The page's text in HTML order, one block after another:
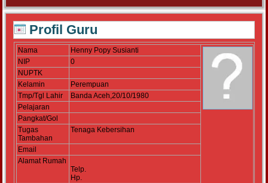
Profil Guru
Nama
Henny Popy Susianti
NIP
0
NUPTK
Kelamin
Perempuan
Tmp/Tgl Lahir
Banda Aceh,20/10/1980
Pelajaran
Pangkat/Gol
Tugas
Tambahan
Tenaga Kebersihan
Email
Alamat Rumah
Telp.
Hp.